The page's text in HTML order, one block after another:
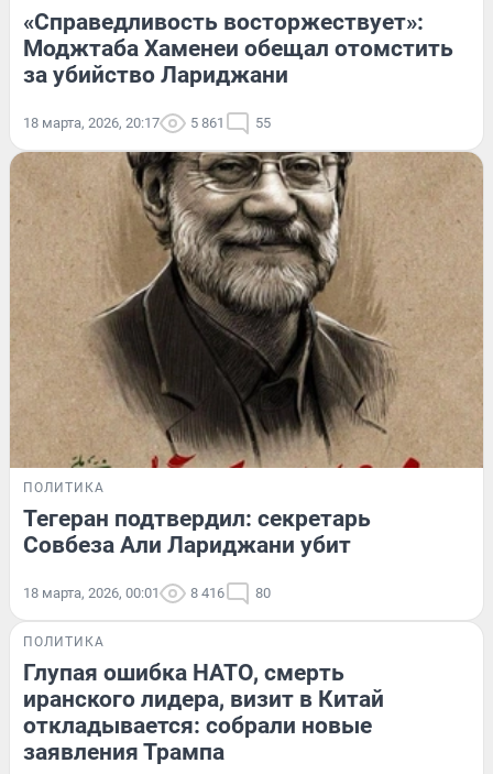
«Справедливость восторжествует»:
Моджтаба Хаменеи обещал отомстить
за убийство Лариджани
18 марта, 2026, 20:17 5 861 55
ПОЛИТИКА
Тегеран подтвердил: секретарь
Совбеза Али Лариджани убит
18 марта, 2026, 00:01 8 416 80
ПОЛИТИКА
Глупая ошибка НАТО, смерть
иранского лидера, визит в Китай
откладывается: собрали новые
заявления Трампа